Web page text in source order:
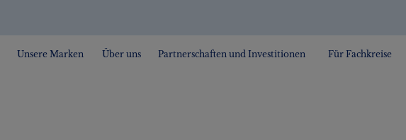
Unsere Marken Über uns Partnerschaften und Investitionen Für Fachkreise